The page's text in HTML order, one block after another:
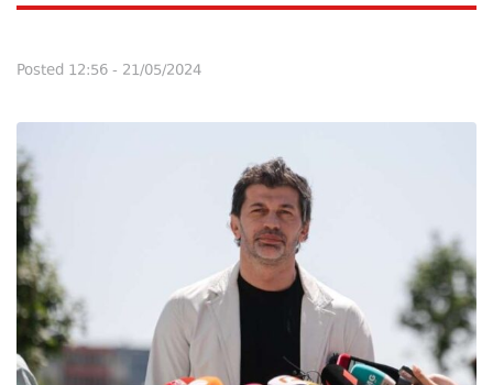
Posted 12:56 - 21/05/2024